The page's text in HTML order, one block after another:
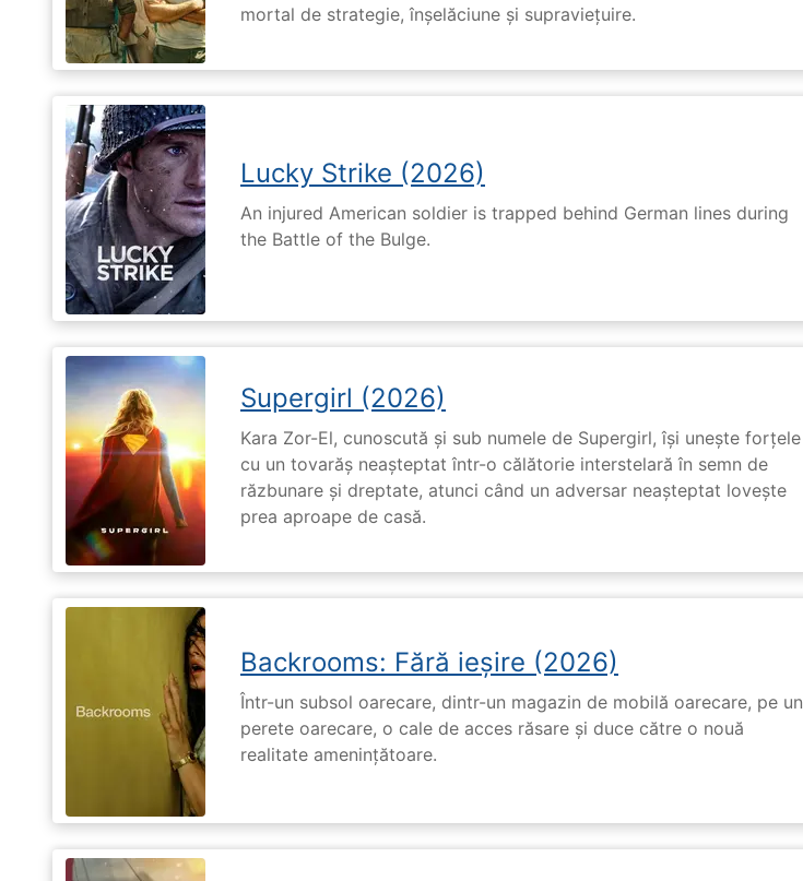
mortal de strategie, înșelăciune și supraviețuire.
Lucky Strike (2026)
An injured American soldier is trapped behind German lines during
the Battle of the Bulge.
Supergirl (2026)
Kara Zor-El, cunoscută și sub numele de Supergirl, își unește forțele
cu un tovarăș neașteptat într-o călătorie interstelară în semn de
răzbunare și dreptate, atunci când un adversar neașteptat lovește
prea aproape de casă.
Backrooms: Fără ieșire (2026)
Într-un subsol oarecare, dintr-un magazin de mobilă oarecare, pe un
perete oarecare, o cale de acces răsare și duce către o nouă
realitate amenințătoare.